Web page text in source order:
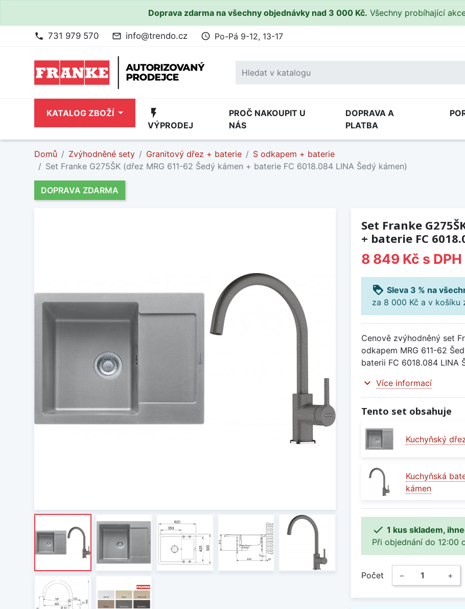
Doprava zdarma na všechny objednávky nad 3 000 Kč. Všechny probíhající
phone 731 979 570 mail_outline info@trendo.cz access_time Po-Pá 9-12, 13-17
KATALOG ZBOŽÍ flash_on
VÝPRODEJ
PROČ NAKOUPIT U
NÁS
DOPRAVA A
PLATBA
Domů Zvýhodněné sety Granitový dřez + baterie
S odkapem + baterie
Set Franke G275ŠK (dřez MRG 611-62 Šedý kámen + baterie FC 6018.084 LINA Šedý kámen)
DOPRAVA ZDARMA
Set Franke
+ baterie FC
8 849 Kč s DPH
loyalty Sleva 3 % na
za 8 000 Kč a v košíku
Cenově zvýhodněný set
odkapem MRG 611-62
baterii FC 6018.084 LINA
expand_more Více informací
Tento set obsahuje
Kuchyňský
Kuchyňská
kámen
 1 kus skladem,
Při objednání do 12:00
Počet − +